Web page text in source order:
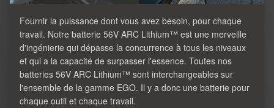
Fournir la puissance dont vous avez besoin, pour chaque
travail. Notre batterie 56V ARC Lithium™ est une merveille
d'ingénierie qui dépasse la concurrence à tous les niveaux
et qui a la capacité de surpasser l'essence. Toutes nos
batteries 56V ARC Lithium™ sont interchangeables sur
l'ensemble de la gamme EGO. Il y a donc une batterie pour
chaque outil et chaque travail.